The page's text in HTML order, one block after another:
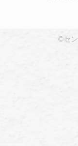
©セ